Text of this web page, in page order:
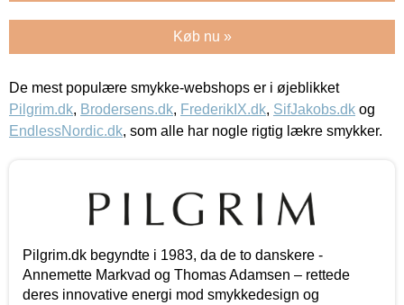
Køb nu »
De mest populære smykke-webshops er i øjeblikket
Pilgrim.dk, Brodersens.dk, FrederikIX.dk, SifJakobs.dk og
EndlessNordic.dk, som alle har nogle rigtig lækre smykker.
Pilgrim.dk begyndte i 1983, da de to danskere -
Annemette Markvad og Thomas Adamsen – rettede
deres innovative energi mod smykkedesign og